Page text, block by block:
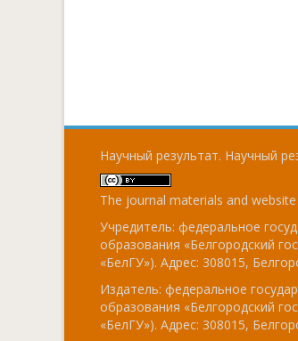
Научный результат. Научный
The journal materials and
Учредитель: федеральное
образования «Белгородский
«БелГУ»). Адрес: 308015,
Издатель: федеральное
образования «Белгородский
«БелГУ»). Адрес: 308015,